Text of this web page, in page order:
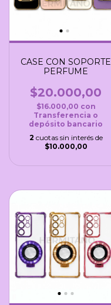
CASE CON SOPORTE
PERFUME
$20.000,00
$16.000,00 con
Transferencia o
depósito bancario
2 cuotas sin interés de
$10.000,00